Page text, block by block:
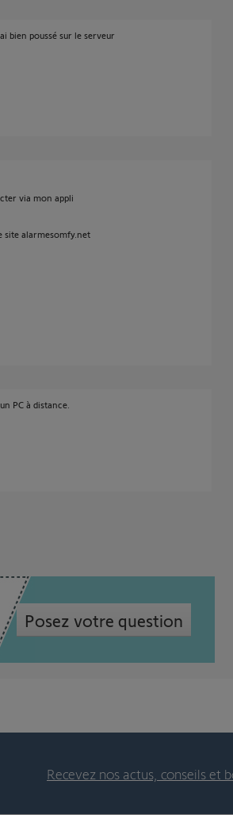
bien poussé sur le serveur
via mon appli
site alarmesomfy.net
PC à distance.
Posez votre question
Recevez nos actus, conseils et